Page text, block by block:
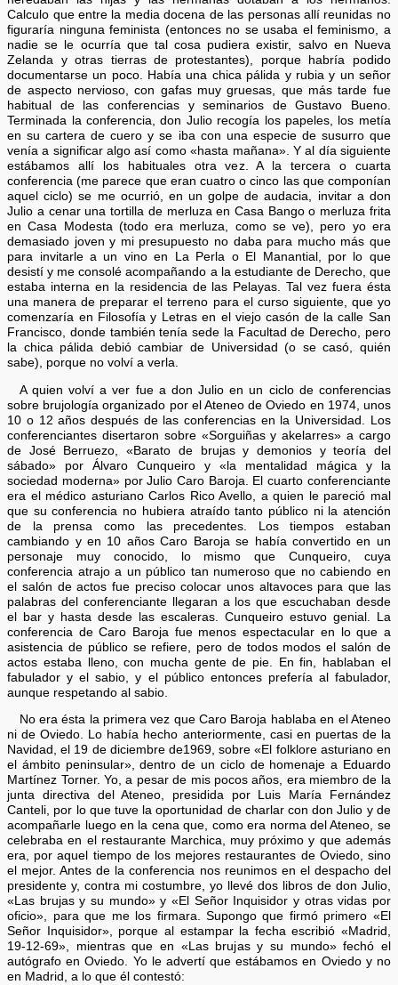
Calculo que entre la media docena de las personas allí reunidas no
figuraría ninguna feminista (entonces no se usaba el feminismo, a
nadie se le ocurría que tal cosa pudiera existir, salvo en Nueva
Zelanda y otras tierras de protestantes), porque habría podido
documentarse un poco. Había una chica pálida y rubia y un señor
de aspecto nervioso, con gafas muy gruesas, que más tarde fue
habitual de las conferencias y seminarios de Gustavo Bueno.
Terminada la conferencia, don Julio recogía los papeles, los metía
en su cartera de cuero y se iba con una especie de susurro que
venía a significar algo así como «hasta mañana». Y al día siguiente
estábamos allí los habituales otra vez. A la tercera o cuarta
conferencia (me parece que eran cuatro o cinco las que componían
aquel ciclo) se me ocurrió, en un golpe de audacia, invitar a don
Julio a cenar una tortilla de merluza en Casa Bango o merluza frita
en Casa Modesta (todo era merluza, como se ve), pero yo era
demasiado joven y mi presupuesto no daba para mucho más que
para invitarle a un vino en La Perla o El Manantial, por lo que
desistí y me consolé acompañando a la estudiante de Derecho, que
estaba interna en la residencia de las Pelayas. Tal vez fuera ésta
una manera de preparar el terreno para el curso siguiente, que yo
comenzaría en Filosofía y Letras en el viejo casón de la calle San
Francisco, donde también tenía sede la Facultad de Derecho, pero
la chica pálida debió cambiar de Universidad (o se casó, quién
sabe), porque no volví a verla.
A quien volví a ver fue a don Julio en un ciclo de conferencias
sobre brujología organizado por el Ateneo de Oviedo en 1974, unos
10 o 12 años después de las conferencias en la Universidad. Los
conferenciantes disertaron sobre «Sorguiñas y akelarres» a cargo
de José Berruezo, «Barato de brujas y demonios y teoría del
sábado» por Álvaro Cunqueiro y «la mentalidad mágica y la
sociedad moderna» por Julio Caro Baroja. El cuarto conferenciante
era el médico asturiano Carlos Rico Avello, a quien le pareció mal
que su conferencia no hubiera atraído tanto público ni la atención
de la prensa como las precedentes. Los tiempos estaban
cambiando y en 10 años Caro Baroja se había convertido en un
personaje muy conocido, lo mismo que Cunqueiro, cuya
conferencia atrajo a un público tan numeroso que no cabiendo en
el salón de actos fue preciso colocar unos altavoces para que las
palabras del conferenciante llegaran a los que escuchaban desde
el bar y hasta desde las escaleras. Cunqueiro estuvo genial. La
conferencia de Caro Baroja fue menos espectacular en lo que a
asistencia de público se refiere, pero de todos modos el salón de
actos estaba lleno, con mucha gente de pie. En fin, hablaban el
fabulador y el sabio, y el público entonces prefería al fabulador,
aunque respetando al sabio.
No era ésta la primera vez que Caro Baroja hablaba en el Ateneo
ni de Oviedo. Lo había hecho anteriormente, casi en puertas de la
Navidad, el 19 de diciembre de1969, sobre «El folklore asturiano en
el ámbito peninsular», dentro de un ciclo de homenaje a Eduardo
Martínez Torner. Yo, a pesar de mis pocos años, era miembro de la
junta directiva del Ateneo, presidida por Luis María Fernández
Canteli, por lo que tuve la oportunidad de charlar con don Julio y de
acompañarle luego en la cena que, como era norma del Ateneo, se
celebraba en el restaurante Marchica, muy próximo y que además
era, por aquel tiempo de los mejores restaurantes de Oviedo, sino
el mejor. Antes de la conferencia nos reunimos en el despacho del
presidente y, contra mi costumbre, yo llevé dos libros de don Julio,
«Las brujas y su mundo» y «El Señor Inquisidor y otras vidas por
oficio», para que me los firmara. Supongo que firmó primero «El
Señor Inquisidor», porque al estampar la fecha escribió «Madrid,
19-12-69», mientras que en «Las brujas y su mundo» fechó el
autógrafo en Oviedo. Yo le advertí que estábamos en Oviedo y no
en Madrid, a lo que él contestó: